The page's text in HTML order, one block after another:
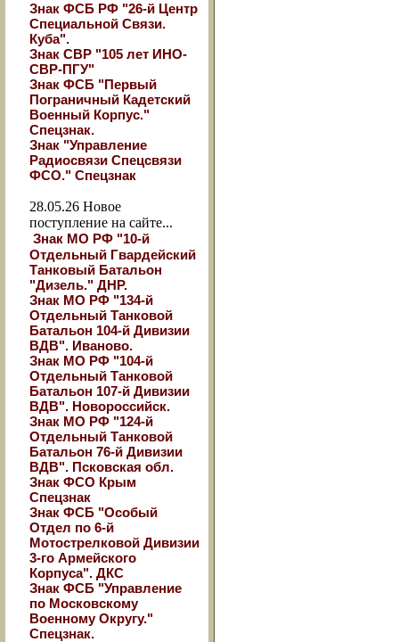
Знак ФСБ РФ "26-й Центр
Специальной Связи.
Куба".
Знак СВР "105 лет ИНО-
СВР-ПГУ"
Знак ФСБ "Первый
Пограничный Кадетский
Военный Корпус."
Спецзнак.
Знак "Управление
Радиосвязи Спецсвязи
ФСО." Спецзнак
28.05.26 Новое
поступление на сайте...
Знак МО РФ "10-й
Отдельный Гвардейский
Танковый Батальон
"Дизель." ДНР.
Знак МО РФ "134-й
Отдельный Танковой
Батальон 104-й Дивизии
ВДВ". Иваново.
Знак МО РФ "104-й
Отдельный Танковой
Батальон 107-й Дивизии
ВДВ". Новороссийск.
Знак МО РФ "124-й
Отдельный Танковой
Батальон 76-й Дивизии
ВДВ". Псковская обл.
Знак ФСО Крым
Спецзнак
Знак ФСБ "Особый
Отдел по 6-й
Мотострелковой Дивизии
3-го Армейского
Корпуса". ДКС
Знак ФСБ "Управление
по Московскому
Военному Округу."
Спецзнак.